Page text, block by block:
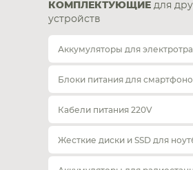
КОМПЛЕКТУЮЩИЕ для
устройств
Аккумуляторы для
Блоки питания для
Кабели питания 220V
Жесткие диски и SSD для